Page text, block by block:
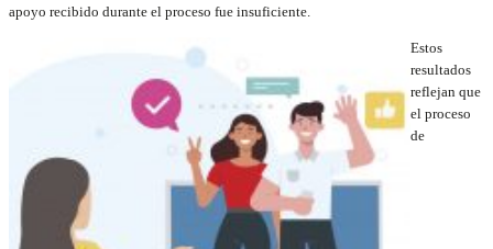
apoyo recibido durante el proceso fue insuficiente.
Estos
resultados
reflejan que
el proceso
de